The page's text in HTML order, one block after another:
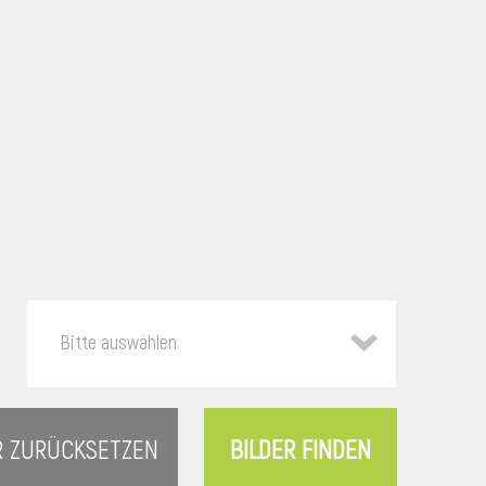
Bitte auswählen